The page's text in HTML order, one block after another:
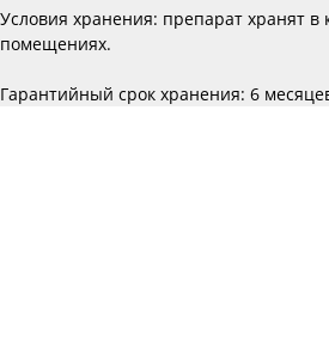
Условия хранения: препарат хранят в
помещениях.
Гарантийный срок хранения: 6